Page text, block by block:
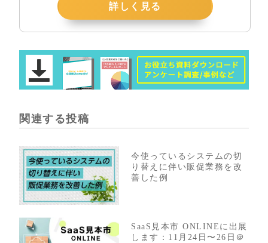
詳しく見る
関連する投稿
今使っているシステムの切
り替えに伴い販促業務を改
善した例
SaaS見本市 ONLINEに出展
します：11月24日〜26日＠